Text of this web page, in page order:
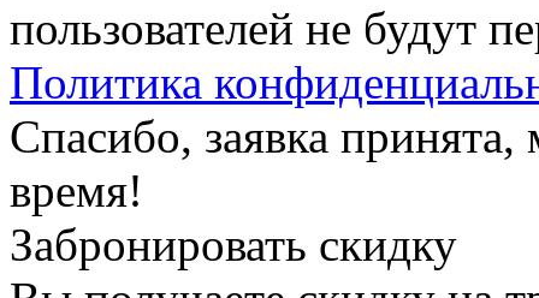
пользователей не будут
Политика
Спасибо, заявка
время!
Забронировать скидку